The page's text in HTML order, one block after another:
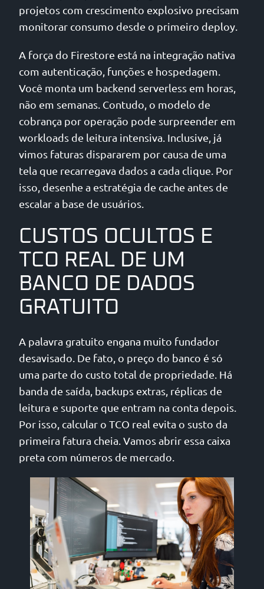
projetos com crescimento explosivo precisam
monitorar consumo desde o primeiro deploy.
A força do Firestore está na integração nativa
com autenticação, funções e hospedagem.
Você monta um backend serverless em horas,
não em semanas. Contudo, o modelo de
cobrança por operação pode surpreender em
workloads de leitura intensiva. Inclusive, já
vimos faturas dispararem por causa de uma
tela que recarregava dados a cada clique. Por
isso, desenhe a estratégia de cache antes de
escalar a base de usuários.
CUSTOS OCULTOS E
TCO REAL DE UM
BANCO DE DADOS
GRATUITO
A palavra gratuito engana muito fundador
desavisado. De fato, o preço do banco é só
uma parte do custo total de propriedade. Há
banda de saída, backups extras, réplicas de
leitura e suporte que entram na conta depois.
Por isso, calcular o TCO real evita o susto da
primeira fatura cheia. Vamos abrir essa caixa
preta com números de mercado.